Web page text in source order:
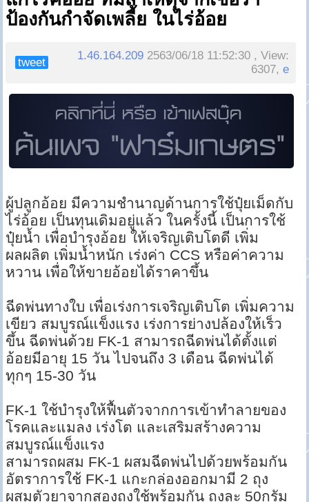
ป้องกันกำจัดเพลี้ย ในไร่อ้อย
tweet
1.46.164.209 2563/06/18 11:52:30 , View:
6307,e
ผู้ปลูกอ้อย มีความชำนาญด้านการใช้ปุ๋ยเม็ดกับ
ไร่อ้อย เป็นทุนเดิมอยู่แล้ว ในครั้งนี้ เป็นการใช้
ปุ๋ยน้ำ เพื่อบำรุงอ้อย ให้เจริญเติบโตดี เพิ่ม
ผลผลิต เพิ่มน้ำหนัก เร่งค่า CCS หรือค่าความ
หวาน เพื่อให้ขายอ้อยได้ราคาขึ้น
ฉีดพ่นทางใบ เพื่อเร่งการเจริญเติบโต เพิ่มความ
เขียว สมบูรณ์แข็งแรง เร่งการย่างปล้องให้เร็ว
ขึ้น ฉีดพ่นด้วย FK-1 สามารถฉีดพ่นได้ตั้งแต่
อ้อยมีอายุ 15 วัน ไปจนถึง 3 เดือน ฉีดพ่นได้
ทุกๆ 15-30 วัน
FK-1 ใช้บำรุงให้ฟื้นตัวจากการเข้าทำลายของ
โรคและแมลง เร่งโต และเสริมสร้างความ
สมบูรณ์แข็งแรง
สามารถผสม FK-1 ผสมฉีดพ่นไปด้วยพร้อมกัน
อัตราการใช้ FK-1 แกะกล่องออกมามี 2 ถุง
ผสมตัวยาจากสองถุงใช้พร้อมกัน ถุงละ 50กรัม